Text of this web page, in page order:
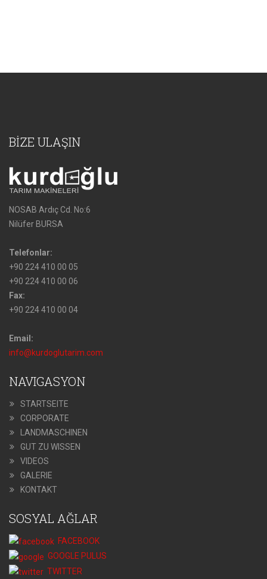
BİZE ULAŞIN
NOSAB Ardıç Cd. No:6
Nilüfer BURSA
Telefonlar:
+90 224 410 00 05
+90 224 410 00 06
Fax:
+90 224 410 00 04
Email:
info@kurdoglutarim.com
NAVIGASYON
STARTSEITE
CORPORATE
LANDMASCHINEN
GUT ZU WISSEN
VIDEOS
GALERIE
KONTAKT
SOSYAL AĞLAR
FACEBOOK
GOOGLE PULUS
TWITTER